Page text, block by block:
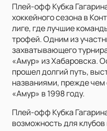
Плей-офф Кубка
хоккейного сезона в
лиге, где лучшие
трофей. Одним из
захватывающего
«Амур» из Хабаровска.
прошел долгий путь,
названиями, прежде чем
«Амур» в 1998 году.
Плей-офф Кубка
возможность для